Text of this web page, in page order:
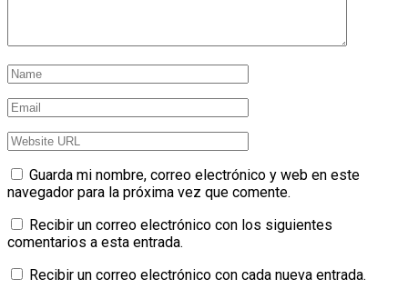
Guarda mi nombre, correo electrónico y web en este
navegador para la próxima vez que comente.
Recibir un correo electrónico con los siguientes
comentarios a esta entrada.
Recibir un correo electrónico con cada nueva entrada.